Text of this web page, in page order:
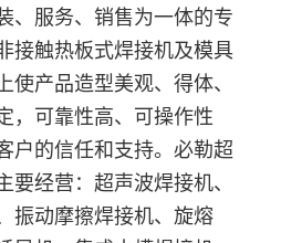
、服务、销售为一体的专
接触热板式焊接机及模具
使产品造型美观、得体、
，可靠性高、可操作性
户的信任和支持。必勒超
要经营：超声波焊接机、
振动摩擦焊接机、旋熔